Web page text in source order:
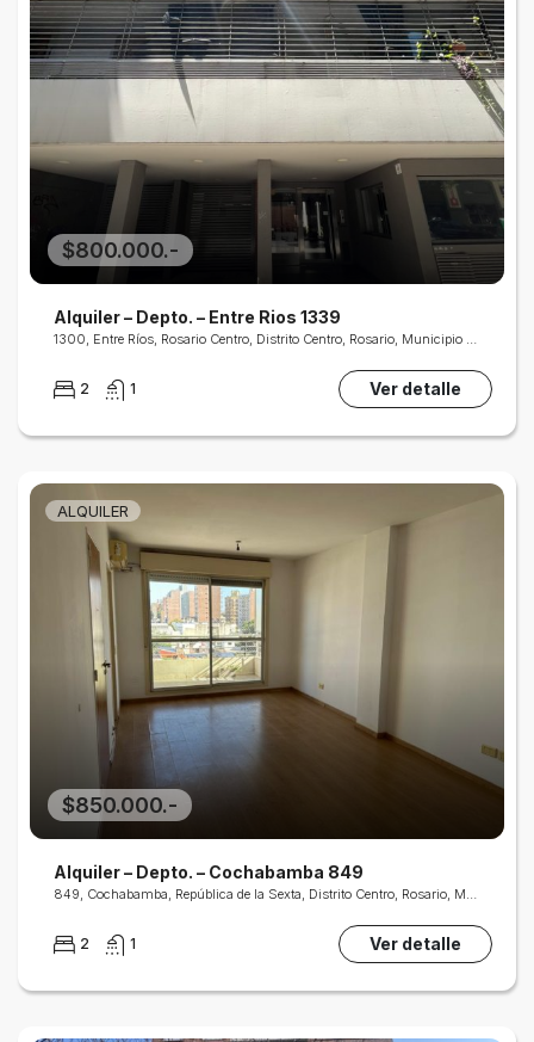
$800.000.-
Alquiler – Depto. – Entre Rios 1339
1300, Entre Ríos, Rosario Centro, Distrito Centro, Rosario, Municipio de Rosario, Gran Rosario, Departamento Rosario, Santa Fe, 2000, Argentina
2 1 Ver detalle
ALQUILER
$850.000.-
Alquiler – Depto. – Cochabamba 849
849, Cochabamba, República de la Sexta, Distrito Centro, Rosario, Municipio de Rosario, Gran Rosario, Departamento Rosario, Santa Fe, 2000, Argentina
2 1 Ver detalle